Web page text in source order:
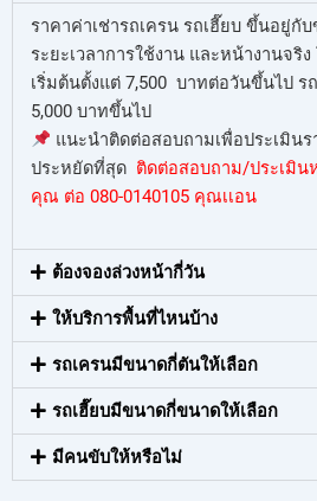
ราคาค่าเช่ารถเครน รถเฮี๊ยบ ขึ้นอยู่กั
ระยะเวลาการใช้งาน และหน้างานจริ
เริ่มต้นตั้งแต่ 7,500 บาทต่อวันขึ้นไป ร
5,000 บาทขึ้นไป
แนะนำติดต่อสอบถามเพื่อประเมิน
ประหยัดที่สุด ติดต่อสอบถาม/ประเมิน
คุณ ต่อ 080-0140105 คุณเเอน
ต้องจองล่วงหน้ากี่วัน
ให้บริการพื้นที่ไหนบ้าง
รถเครนมีขนาดกี่ตันให้เลือก
รถเฮี๊ยบมีขนาดกี่ขนาดให้เลือก
มีคนขับให้หรือไม่